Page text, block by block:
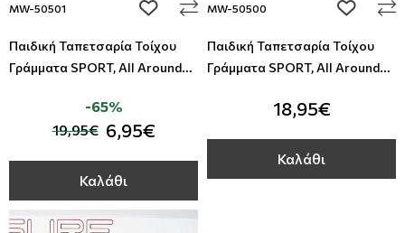
MW-50501 add to wishlist
Παιδική Ταπετσαρία Τοίχου
Γράμματα SPORT, All Around
19,95€ 6,95€
-65%
Καλάθι
MW-50500 add to
Παιδική Ταπετσαρία Τοίχου
Γράμματα SPORT, All Around
18,95€
Καλάθι